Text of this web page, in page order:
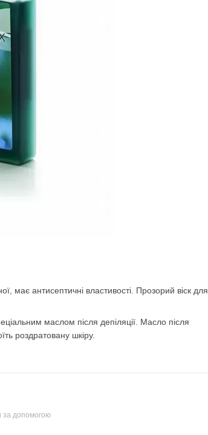
має антисептичні властивості. Прозорий віск для
маслом після депіляції. Масло після
роздратовану шкіру.
за допомогою